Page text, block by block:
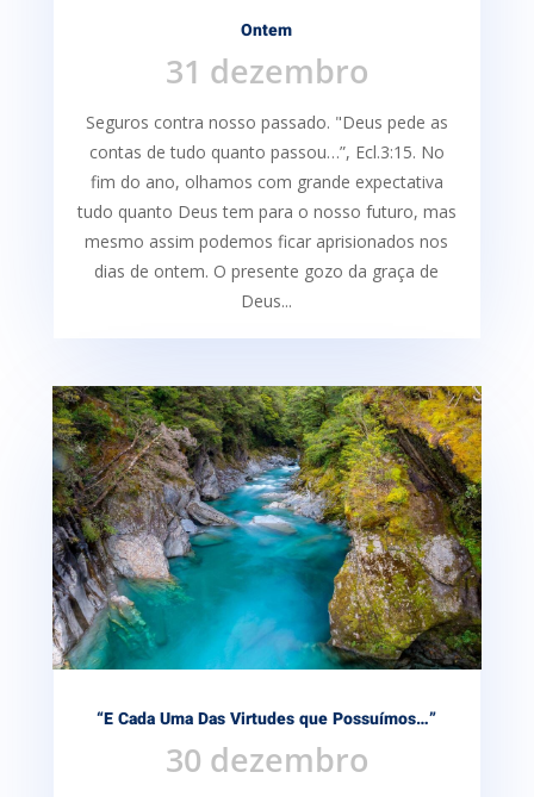
Ontem
31 dezembro
Seguros contra nosso passado. "Deus pede as
contas de tudo quanto passou…”, Ecl.3:15. No
fim do ano, olhamos com grande expectativa
tudo quanto Deus tem para o nosso futuro, mas
mesmo assim podemos ficar aprisionados nos
dias de ontem. O presente gozo da graça de
Deus...
“E Cada Uma Das Virtudes que Possuímos…”
30 dezembro